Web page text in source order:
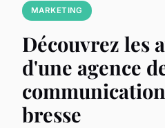
MARKETING
Découvrez les
d'une agence
bresse